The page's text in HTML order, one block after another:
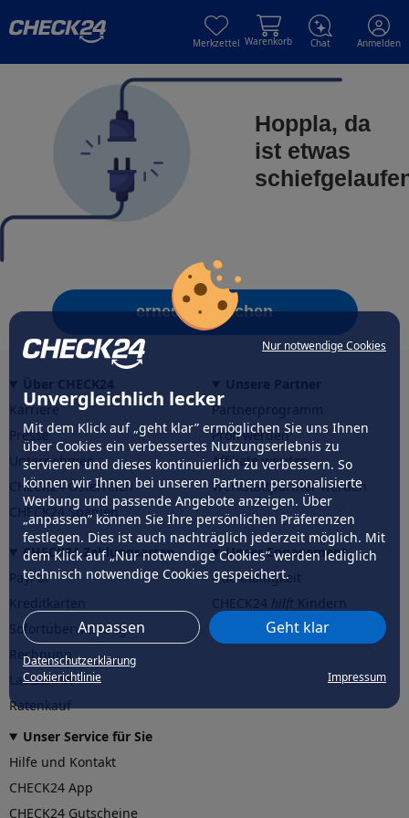
Nur notwendige Cookies
Unvergleichlich lecker
Mit dem Klick auf „geht klar” ermöglichen Sie uns Ihnen
über Cookies ein verbessertes Nutzungserlebnis zu
servieren und dieses kontinuierlich zu verbessern. So
können wir Ihnen bei unseren Partnern personalisierte
Werbung und passende Angebote anzeigen. Über
„anpassen” können Sie Ihre persönlichen Präferenzen
festlegen. Dies ist auch nachträglich jederzeit möglich. Mit
dem Klick auf „Nur notwendige Cookies” werden lediglich
technisch notwendige Cookies gespeichert.
Anpassen Geht klar
Datenschutzerklärung
Cookierichtlinie
Impressum
Merkzettel Warenkorb Chat Anmelden
Hoppla, da
ist etwas
erneut versuchen
Karriere
Presse
Unternehmen
CHECK24 Österreich
CHECK24 Spanien
Partnerprogramm
Profi werden
Affiliate werden
Werkstattpartner werden
CHECK24 Zahlungsarten
PayPal
Sofortüberweisung
Rechnung
Lastschrift
Ratenkauf
Unser Engagement
Nachhaltigkeit
CHECK24hilftder Natur
Unser Service für Sie
Hilfe und Kontakt
CHECK24 App
CHECK24 Gutscheine